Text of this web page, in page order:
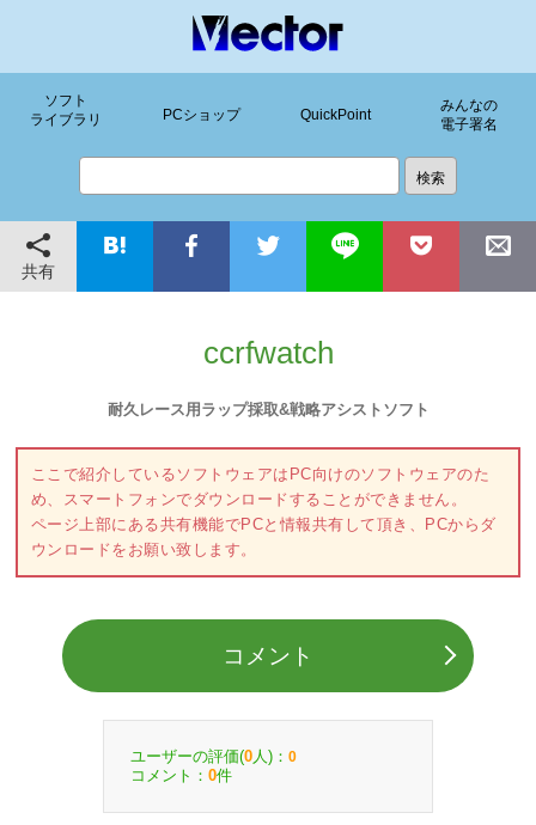
ソフト
ライブラリ
PCショップ QuickPoint
みんなの
電子署名
共有
ccrfwatch
耐久レース用ラップ採取&戦略アシストソフト
ここで紹介しているソフトウェアはPC向けのソフトウェアのた
め、スマートフォンでダウンロードすることができません。
ページ上部にある共有機能でPCと情報共有して頂き、PCからダ
ウンロードをお願い致します。
コメント
ユーザーの評価(0 人)： 0
コメント： 0件